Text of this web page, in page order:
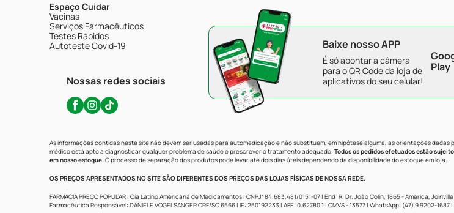
Espaço Cuidar
Vacinas
Serviços Farmacêuticos
Testes Rápidos
Autoteste Covid-19
Nossas redes sociais
Baixe nosso APP
É só apontar a câmera
para o QR Code da loja de
aplicativos do seu celular!
Play
As informações contidas neste site não devem ser usadas para automedicação e não substituem, em hipótese alguma, as orientações dadas
médico está apto a diagnosticar qualquer problema de saúde e prescrever o tratamento adequado. Todos os pedidos efetuados estão
em nosso estoque.O processo de separação dos produtos pode levar até dois dias úteis dependendo da disponibilidade do estoque em loja.
OS PREÇOS APRESENTADOS NO SITE SÃO DIFERENTES DOS PREÇOS DAS LOJAS FÍSICAS DE NOSSA REDE.
FARMÁCIA PREÇO POPULAR | Cia Latino Americana de Medicamentos | CNPJ: 84.683.481/0151-07 | End: R. Dr. João Colin, 1865 - América,
Farmacêutica Responsável: DANIELE VOGELSANGER CRF/SC 6566 | IE: 250192233 | AFE: 0.62780.1 | CMVS - 13577 | WhatsApp: (47) 9 9202-1687